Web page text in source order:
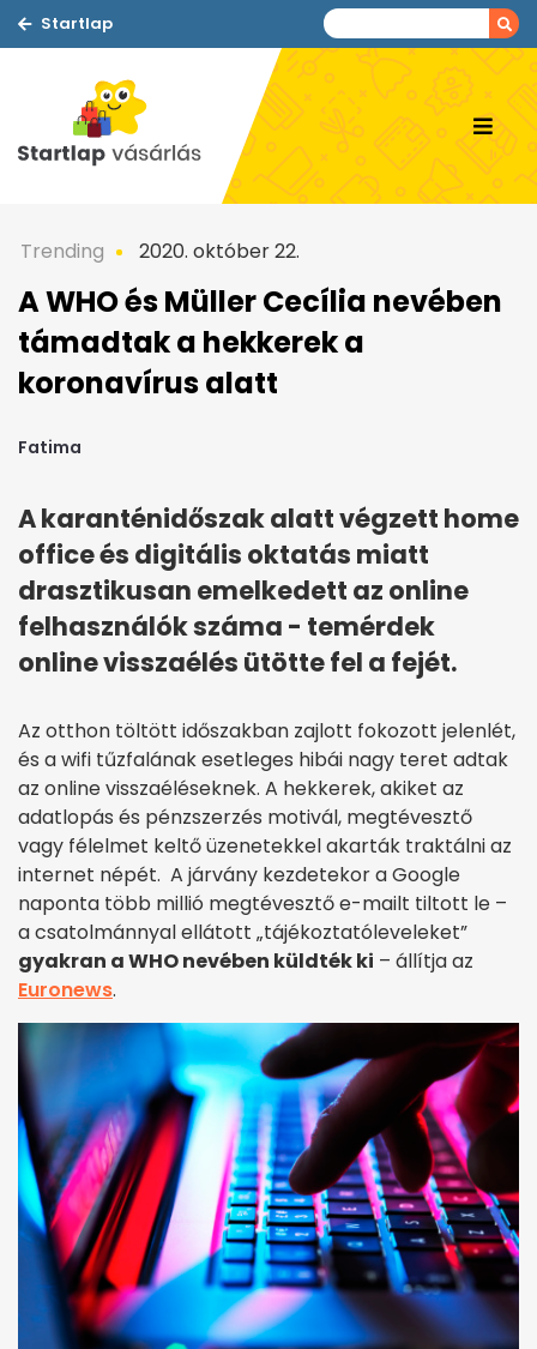
Startlap
Trending 2020. október 22.
A WHO és Müller Cecília nevében
támadtak a hekkerek a
koronavírus alatt
Fatima
A karanténidőszak alatt végzett home
office és digitális oktatás miatt
drasztikusan emelkedett az online
felhasználók száma - temérdek
online visszaélés ütötte fel a fejét.
Az otthon töltött időszakban zajlott fokozott jelenlét,
és a wifi tűzfalának esetleges hibái nagy teret adtak
az online visszaéléseknek. A hekkerek, akiket az
adatlopás és pénzszerzés motivál, megtévesztő
vagy félelmet keltő üzenetekkel akarták traktálni az
internet népét. A járvány kezdetekor a Google
naponta több millió megtévesztő e-mailt tiltott le –
a csatolmánnyal ellátott „tájékoztatóleveleket”
gyakran a WHO nevében küldték ki – állítja az
Euronews.